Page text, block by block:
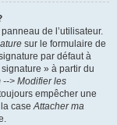
de l’utilisateur.
sur le formulaire de
par défaut à
» à partir du
--> Modifier les
empêcher une
la caseAttacher ma